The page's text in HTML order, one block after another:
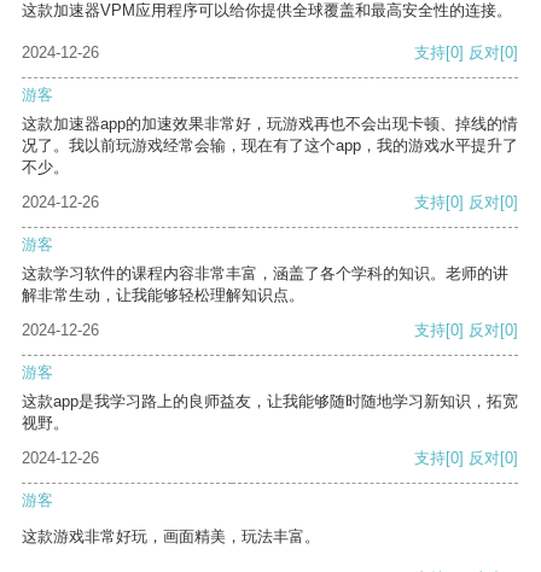
这款加速器VPM应用程序可以给你提供全球覆盖和最高安全性的连接。
2024-12-26 支持[0] 反对[0]
游客
这款加速器app的加速效果非常好，玩游戏再也不会出现卡顿、掉线的情
况了。我以前玩游戏经常会输，现在有了这个app，我的游戏水平提升了
不少。
2024-12-26
支持[0] 反对[0]
游客
这款学习软件的课程内容非常丰富，涵盖了各个学科的知识。老师的讲
解非常生动，让我能够轻松理解知识点。
2024-12-26
支持[0] 反对[0]
游客
这款app是我学习路上的良师益友，让我能够随时随地学习新知识，拓宽
视野。
2024-12-26
支持[0] 反对[0]
游客
这款游戏非常好玩，画面精美，玩法丰富。